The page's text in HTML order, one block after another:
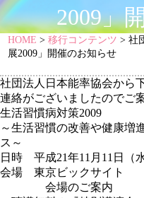
2009」
HOME >移行コンテンツ > 社
展2009」開催のお知らせ
社団法人日本能率協会から
連絡がございましたのでご
生活習慣病対策2009
～生活習慣の改善や健康増
ス～
日時 平成21年11月11日（
会場 東京ビックサイト
会場のご案内